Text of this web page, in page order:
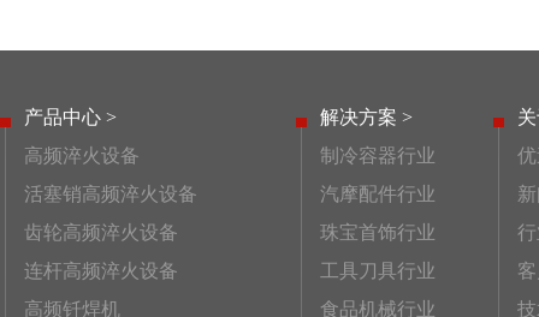
产品中心 >
高频淬火设备
活塞销高频淬火设备
齿轮高频淬火设备
连杆高频淬火设备
高频钎焊机
解决方案 >
制冷容器行业
汽摩配件行业
珠宝首饰行业
工具刀具行业
食品机械行业